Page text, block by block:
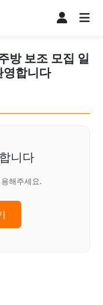
방 보조 모집 일
영합니다
니다
해주세요.